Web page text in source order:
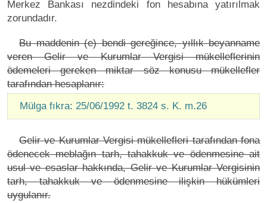
Merkez Bankası nezdindeki fon hesabına yatırılmak
zorundadır.
Bu maddenin (e) bendi gereğince, yıllık beyanname
veren Gelir ve Kurumlar Vergisi mükelleflerinin
ödemeleri gereken miktar söz konusu mükellefler
tarafından hesaplanır:
Mülga fıkra: 25/06/1992 t. 3824 s. K. m.26
Gelir ve Kurumlar Vergisi mükellefleri tarafından fona
ödenecek meblağın tarh, tahakkuk ve ödenmesine ait
usul ve esaslar hakkında, Gelir ve Kurumlar Vergisinin
tarh, tahakkuk ve ödenmesine ilişkin hükümleri
uygulanır.